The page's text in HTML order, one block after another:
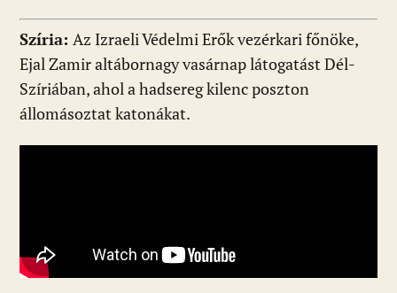
Szíria: Az Izraeli Védelmi Erők vezérkari főnöke,
Ejal Zamir altábornagy vasárnap látogatást Dél-
Szíriában, ahol a hadsereg kilenc poszton
állomásoztat katonákat.